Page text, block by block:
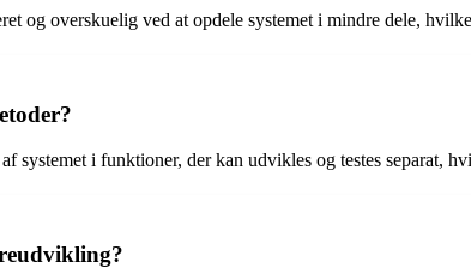
og overskuelig ved at opdele systemet i mindre dele,
systemet i funktioner, der kan udvikles og testes separat,